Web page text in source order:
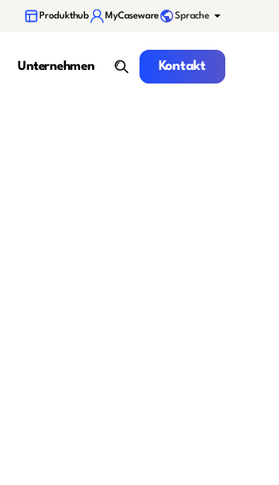
Produkthub MyCaseware Sprache
Unternehmen
Suche
Kontakt
Kontakt